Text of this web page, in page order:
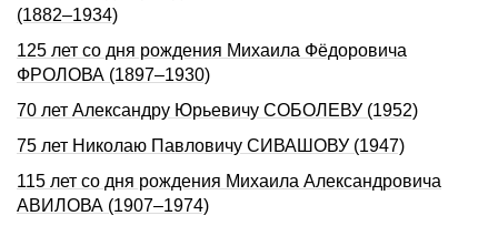
(1882–1934)
125 лет со дня рождения Михаила Фёдоровича
ФРОЛОВА (1897–1930)
70 лет Александру Юрьевичу СОБОЛЕВУ (1952)
75 лет Николаю Павловичу СИВАШОВУ (1947)
115 лет со дня рождения Михаила Александровича
АВИЛОВА (1907–1974)